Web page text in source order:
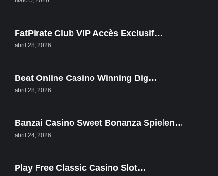
FatPirate Club VIP Accès Exclusif…
abril 28, 2026
Beat Online Casino Winning Big…
abril 28, 2026
Banzai Casino Sweet Bonanza Spielen…
abril 24, 2026
Play Free Classic Casino Slot…